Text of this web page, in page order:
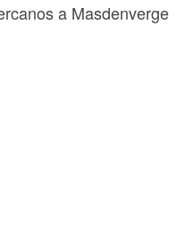
a Masdenverge